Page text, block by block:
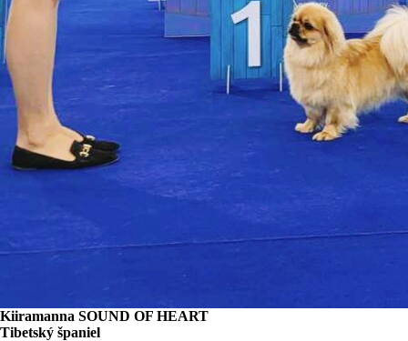
Kiiramanna SOUND OF HEART
Tibetský španiel